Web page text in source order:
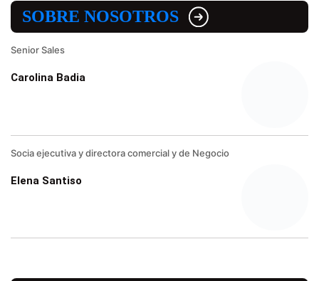
SOBRE NOSOTROS
Senior Sales
Carolina Badia
Socia ejecutiva y directora comercial y de Negocio
Elena Santiso